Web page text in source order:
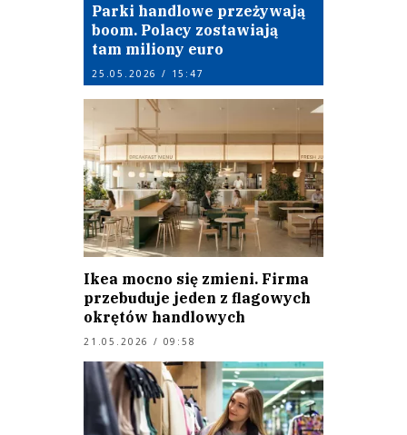
Parki handlowe przeżywają
boom. Polacy zostawiają
tam miliony euro
25.05.2026 / 15:47
Ikea mocno się zmieni. Firma
przebuduje jeden z flagowych
okrętów handlowych
21.05.2026 / 09:58